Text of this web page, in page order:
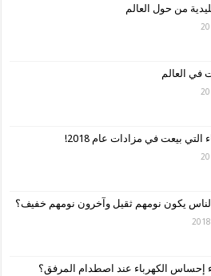
التي بيعت في مزادات عام 2018!
يكون نومهم ثقيل وآخرون نومهم خفيف؟
إحساس الكهرباء عند اصطدام المرفق؟